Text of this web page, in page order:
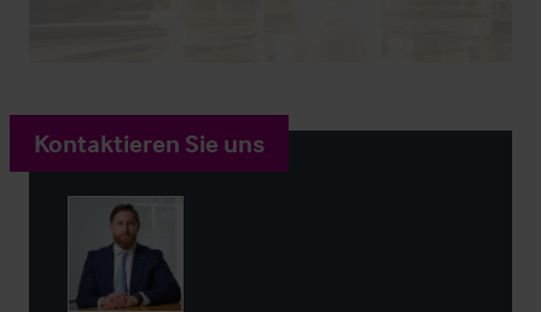
Kontaktieren Sie uns